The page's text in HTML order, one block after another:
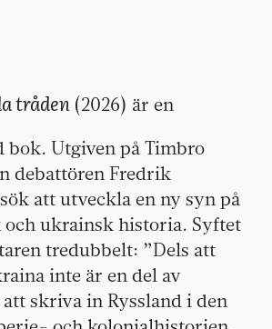
tråden (2026) är en
bok. Utgiven på Timbro
debattören Fredrik
att utveckla en ny syn på
ukrainsk historia. Syftet
tredubbelt: ”Dels att
inte är en del av
skriva in Ryssland i den